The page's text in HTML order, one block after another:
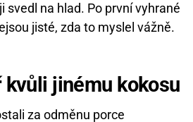
svedl na hlad. Po první vyhrané
jisté, zda to myslel vážně.
kvůli jinému kokosu
za odměnu porce